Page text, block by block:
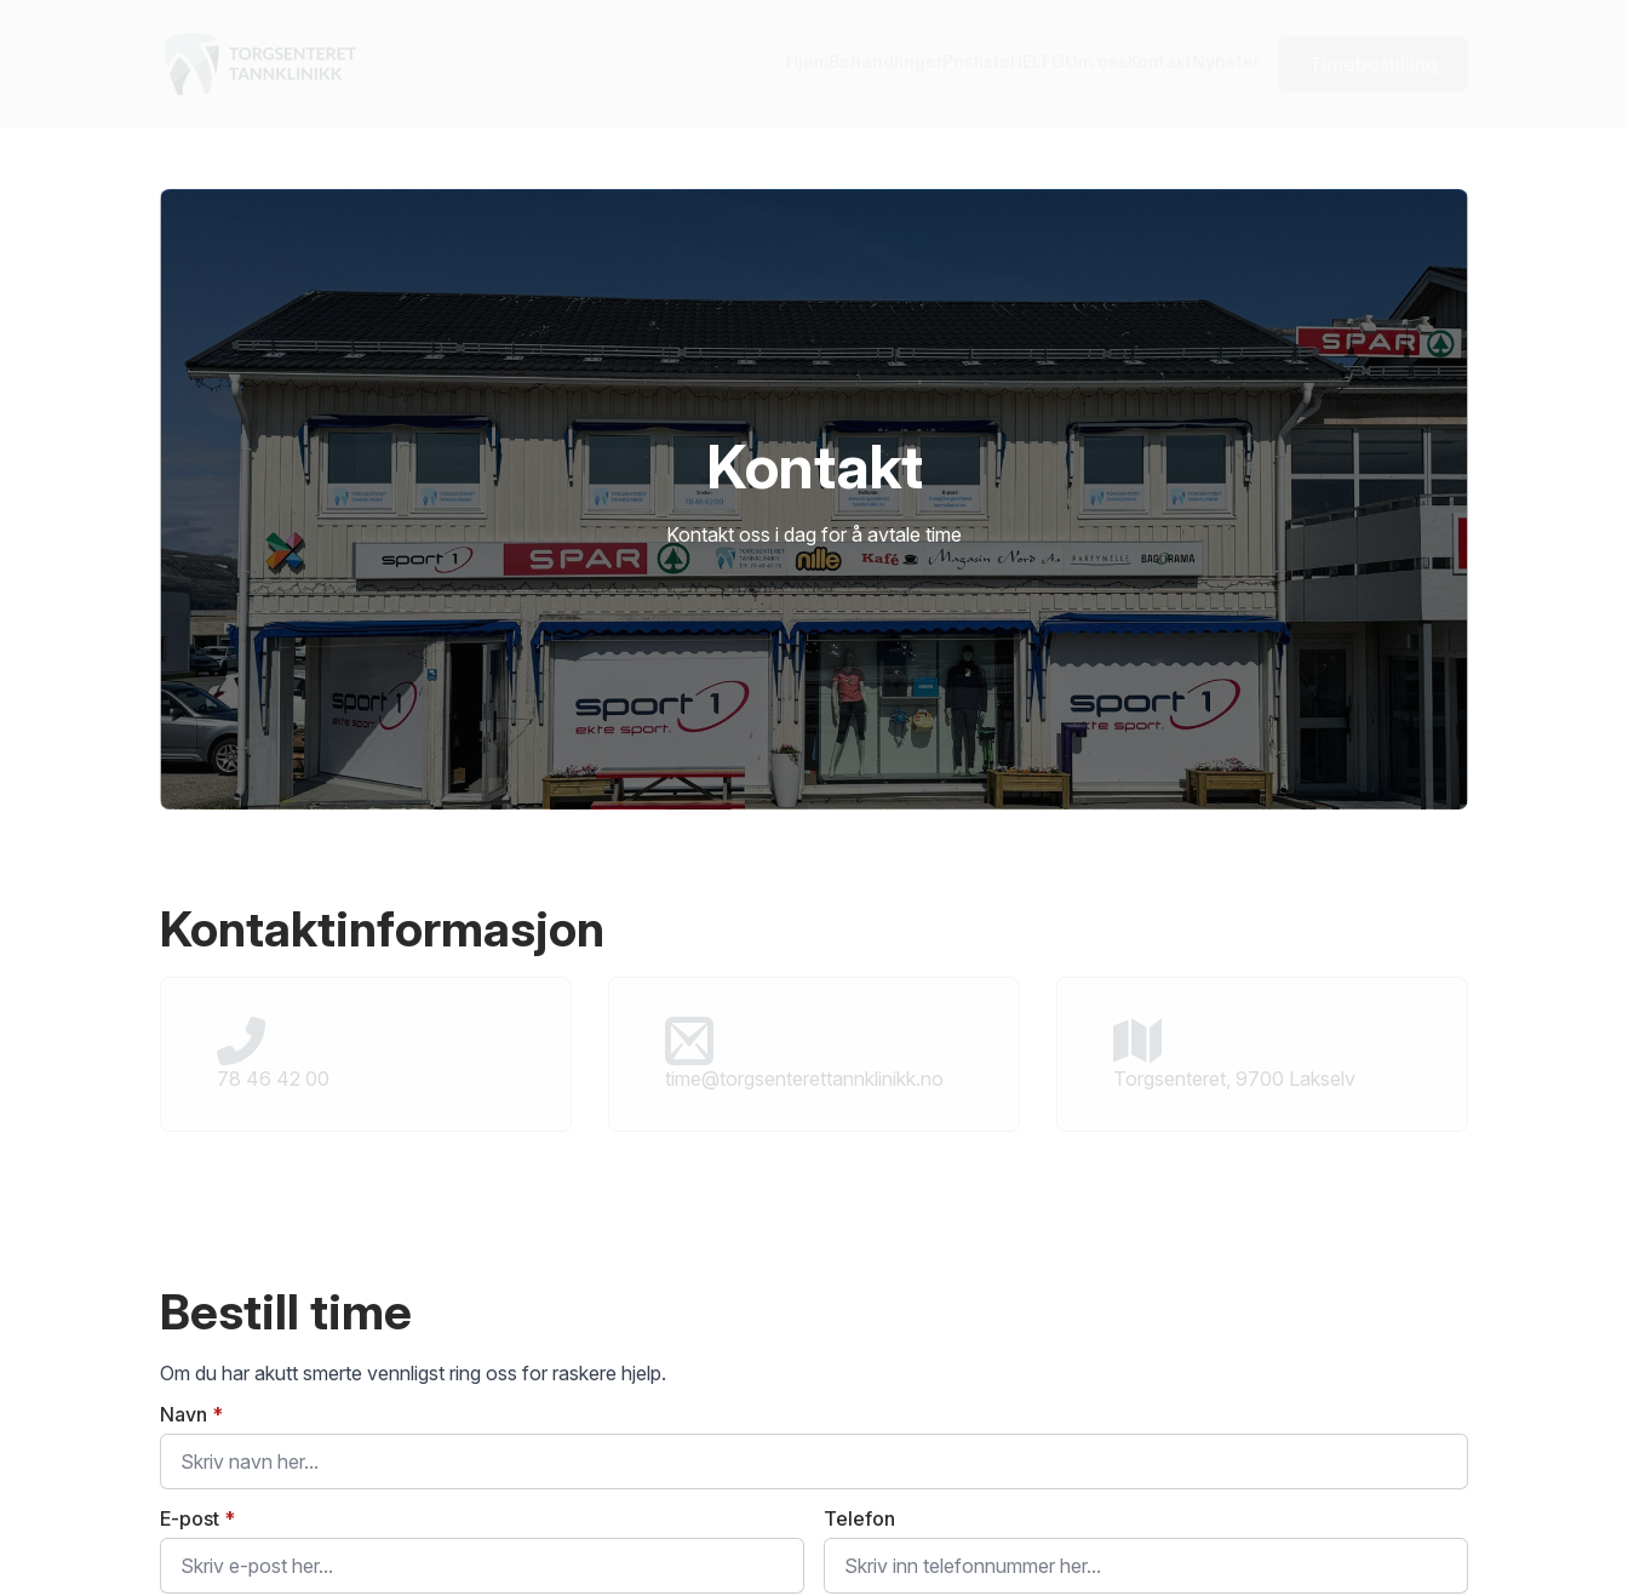
Kontakt
Kontakt oss i dag for å avtale time
Kontaktinformasjon
78 46 42 00 time@torgsenterettannklinikk.no Torgsenteret, 9700 Lakselv
Bestill time
Om du har akutt smerte vennligst ring oss for raskere hjelp.
Navn *
E-post * Telefon